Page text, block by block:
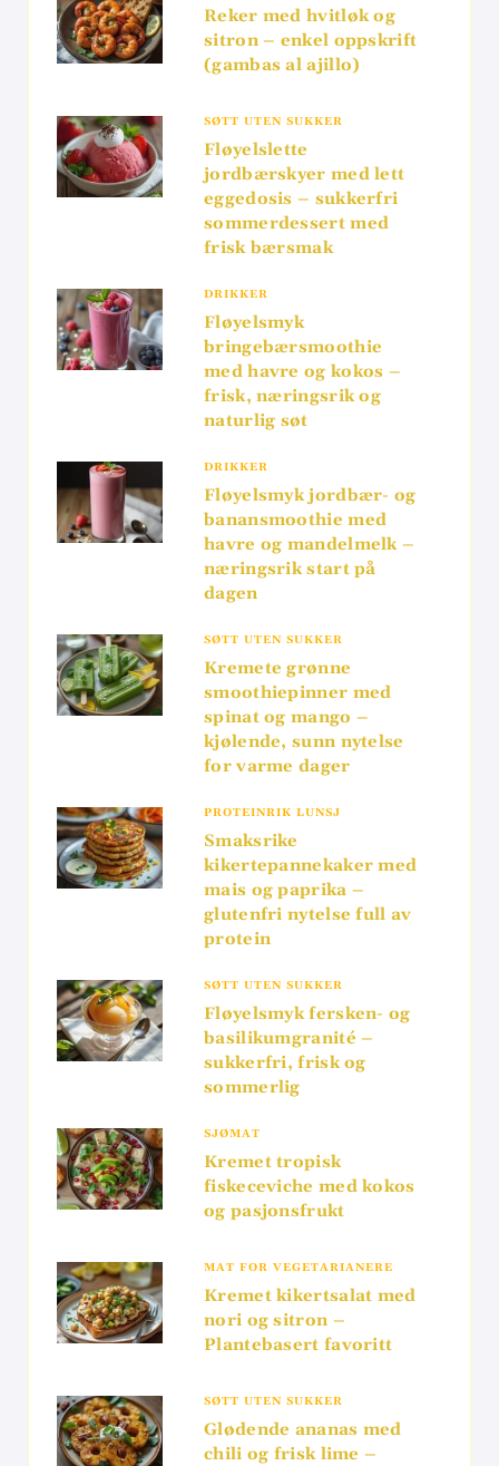
Reker med hvitløk og
sitron – enkel oppskrift
(gambas al ajillo)
SØTT UTEN SUKKER
Fløyelslette
jordbærskyer med lett
eggedosis – sukkerfri
sommerdessert med
frisk bærsmak
DRIKKER
Fløyelsmyk
bringebærsmoothie
med havre og kokos –
frisk, næringsrik og
naturlig søt
DRIKKER
Fløyelsmyk jordbær- og
banansmoothie med
havre og mandelmelk –
næringsrik start på
dagen
SØTT UTEN SUKKER
Kremete grønne
smoothiepinner med
spinat og mango –
kjølende, sunn nytelse
for varme dager
PROTEINRIK LUNSJ
Smaksrike
kikertepannekaker med
mais og paprika –
glutenfri nytelse full av
protein
SØTT UTEN SUKKER
Fløyelsmyk fersken- og
basilikumgranité –
sukkerfri, frisk og
sommerlig
SJØMAT
Kremet tropisk
fiskeceviche med kokos
og pasjonsfrukt
MAT FOR VEGETARIANERE
Kremet kikertsalat med
nori og sitron –
Plantebasert favoritt
SØTT UTEN SUKKER
Glødende ananas med
chili og frisk lime –